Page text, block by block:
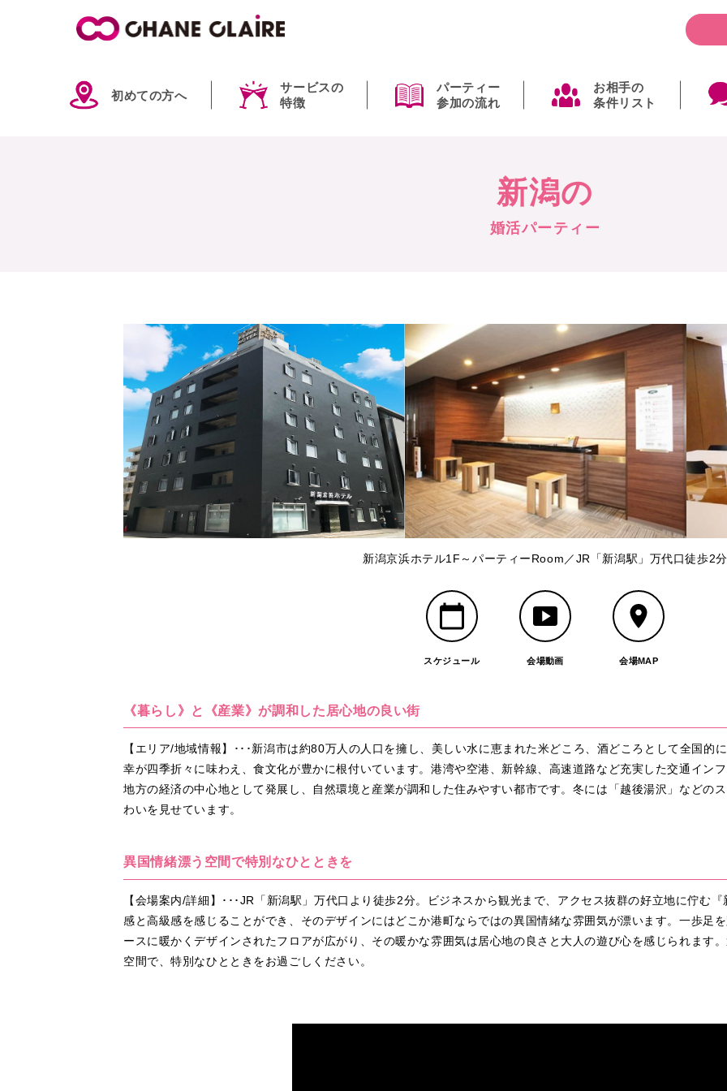
初めての方へ
サービスの
特徴
パーティー
参加の流れ
お相手の
条件リスト
新潟の
婚活パーティー
新潟京浜ホテル1F～パーティーRoom／JR「新潟駅」万代口徒歩2分
スケジュール 会場動画 会場MAP
《暮らし》と《産業》が調和した居心地の良い街
【エリア/地域情報】･･･新潟市は約80万人の人口を擁し、美しい水に恵まれた米どころ、酒どころとして全国的
幸が四季折々に味わえ、食文化が豊かに根付いています。港湾や空港、新幹線、高速道路など充実した交通イン
地方の経済の中心地として発展し、自然環境と産業が調和した住みやすい都市です。冬には「越後湯沢」などの
わいを見せています。
異国情緒漂う空間で特別なひとときを
【会場案内/詳細】･･･JR「新潟駅」万代口より徒歩2分。ビジネスから観光まで、アクセス抜群の好立地に佇む
感と高級感を感じることができ、そのデザインにはどこか港町ならではの異国情緒な雰囲気が漂います。一歩足
ースに暖かくデザインされたフロアが広がり、その暖かな雰囲気は居心地の良さと大人の遊び心を感じられます
空間で、特別なひとときをお過ごしください。